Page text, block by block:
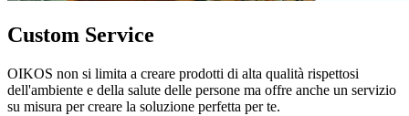
Custom Service
OIKOS non si limita a creare prodotti di alta qualità rispettosi
dell'ambiente e della salute delle persone ma offre anche un servizio
su misura per creare la soluzione perfetta per te.